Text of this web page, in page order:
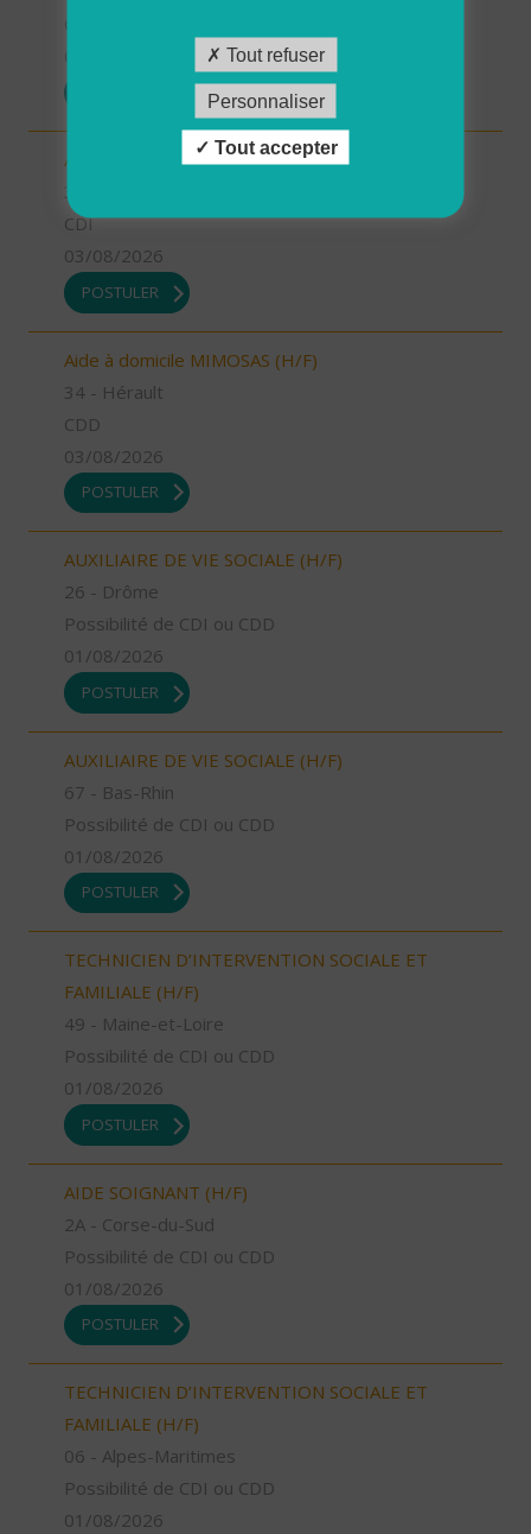
Auxiliaire de vie MEJEAN (H/F)
34 - Hérault
CDI
03/08/2026
POSTULER
Aide à domicile MIMOSAS (H/F)
34 - Hérault
CDD
03/08/2026
POSTULER
AUXILIAIRE DE VIE SOCIALE (H/F)
26 - Drôme
Possibilité de CDI ou CDD
01/08/2026
POSTULER
AUXILIAIRE DE VIE SOCIALE (H/F)
67 - Bas-Rhin
Possibilité de CDI ou CDD
01/08/2026
POSTULER
TECHNICIEN D’INTERVENTION SOCIALE ET
FAMILIALE (H/F)
49 - Maine-et-Loire
Possibilité de CDI ou CDD
01/08/2026
POSTULER
AIDE SOIGNANT (H/F)
2A - Corse-du-Sud
Possibilité de CDI ou CDD
01/08/2026
POSTULER
TECHNICIEN D’INTERVENTION SOCIALE ET
FAMILIALE (H/F)
06 - Alpes-Maritimes
Possibilité de CDI ou CDD
01/08/2026
Tout refuser
Personnaliser
Tout accepter